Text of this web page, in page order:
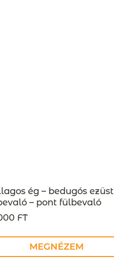
ég – bedugós ezüst
– pont fülbevaló
FT
MEGNÉZEM